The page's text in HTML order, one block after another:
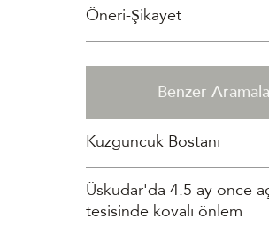
Öneri-Şikayet
Benzer
Kuzguncuk Bostanı
Üsküdar'da 4.5 ay önce
tesisinde kovalı önlem